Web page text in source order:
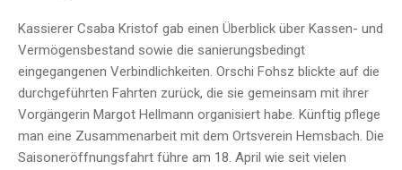
Kassierer Csaba Kristof gab einen Überblick über Kassen- und
Vermögensbestand sowie die sanierungsbedingt
eingegangenen Verbindlichkeiten. Orschi Fohsz blickte auf die
durchgeführten Fahrten zurück, die sie gemeinsam mit ihrer
Vorgängerin Margot Hellmann organisiert habe. Künftig pflege
man eine Zusammenarbeit mit dem Ortsverein Hemsbach. Die
Saisoneröffnungsfahrt führe am 18. April wie seit vielen